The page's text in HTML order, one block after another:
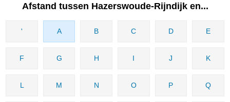
Afstand tussen Hazerswoude-Rijndijk en...
' A B C D E
F G H I J K
L M N O P Q